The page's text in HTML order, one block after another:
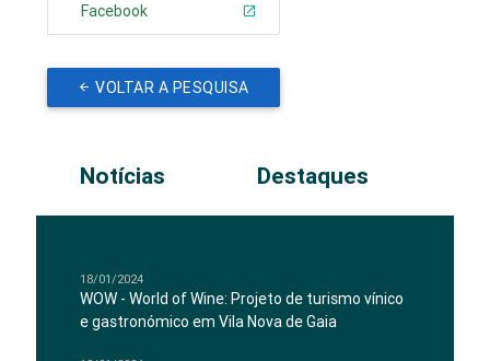
Facebook
VOLTAR A PESQUISA
Notícias Destaques
18/01/2024
WOW - World of Wine: Projeto de turismo vínico
e gastronómico em Vila Nova de Gaia